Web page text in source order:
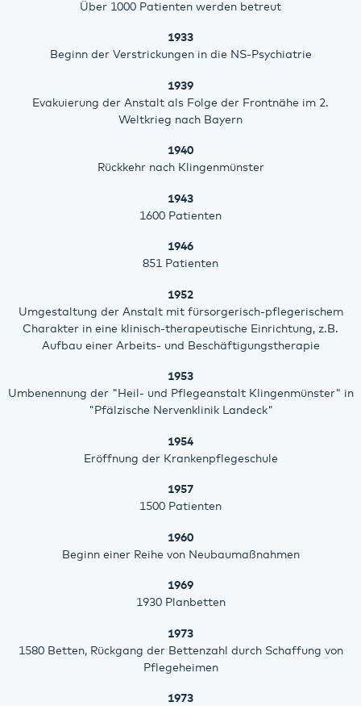
Über 1000 Patienten werden betreut
1933
Beginn der Verstrickungen in die NS-Psychiatrie
1939
Evakuierung der Anstalt als Folge der Frontnähe im 2.
Weltkrieg nach Bayern
1940
Rückkehr nach Klingenmünster
1943
1600 Patienten
1946
851 Patienten
1952
Umgestaltung der Anstalt mit fürsorgerisch-pflegerischem
Charakter in eine klinisch-therapeutische Einrichtung, z.B.
Aufbau einer Arbeits- und Beschäftigungstherapie
1953
Umbenennung der "Heil- und Pflegeanstalt Klingenmünster" in
"Pfälzische Nervenklinik Landeck"
1954
Eröffnung der Krankenpflegeschule
1957
1500 Patienten
1960
Beginn einer Reihe von Neubaumaßnahmen
1969
1930 Planbetten
1973
1580 Betten, Rückgang der Bettenzahl durch Schaffung von
Pflegeheimen
1973